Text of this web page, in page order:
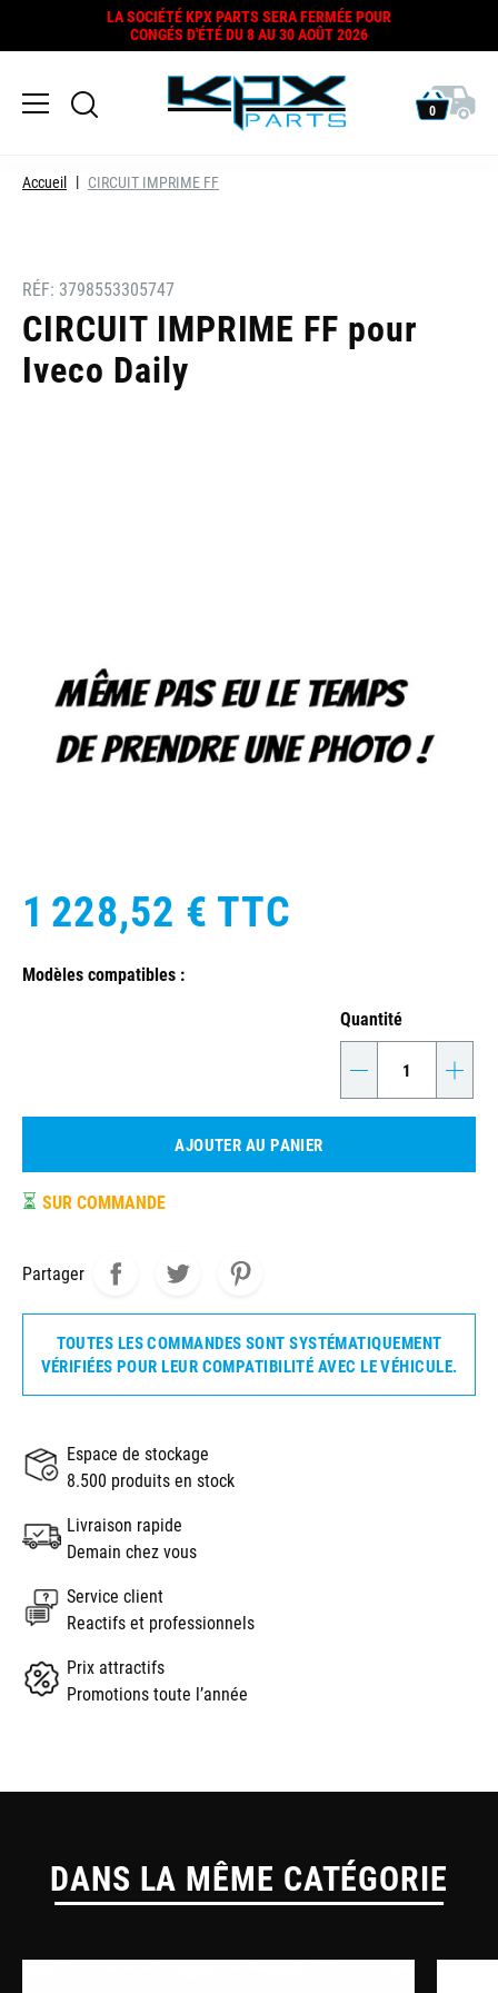
LA SOCIÉTÉ KPX PARTS SERA FERMÉE POUR
CONGÉS D'ÉTÉ DU 8 AU 30 AOÛT 2026
0
Accueil CIRCUIT IMPRIME FF
RÉF: 3798553305747
CIRCUIT IMPRIME FF pour
Iveco Daily
1 228,52 € TTC
Modèles compatibles :
Quantité
- +
AJOUTER AU PANIER
⏳ SUR COMMANDE
Partager
TOUTES LES COMMANDES SONT SYSTÉMATIQUEMENT
VÉRIFIÉES POUR LEUR COMPATIBILITÉ AVEC LE VÉHICULE.
Espace de stockage
8.500 produits en stock
Livraison rapide
Demain chez vous
Service client
Reactifs et professionnels
Prix attractifs
Promotions toute l’année
DANS LA MÊME CATÉGORIE